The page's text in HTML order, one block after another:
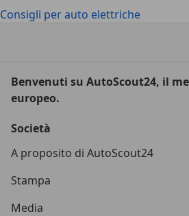
Consigli per auto elettriche
Benvenuti su AutoScout24, il
europeo.
Società
A proposito di AutoScout24
Stampa
Media